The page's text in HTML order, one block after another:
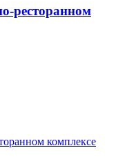
ресторанном